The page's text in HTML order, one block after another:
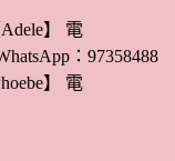
】 電
：97358488
】 電